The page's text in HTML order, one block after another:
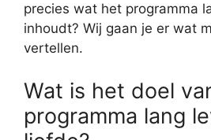
precies wat het programma
inhoudt? Wij gaan je er wat
vertellen.
Wat is het doel
programma lang